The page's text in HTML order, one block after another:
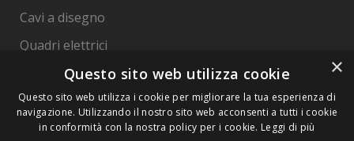
Cavi a disegno
Quadri elettrici
Cavi per Automazione
Qualità
Contatti
×
Questo sito web utilizza cookie
Questo sito web utilizza i cookie per migliorare la tua esperienza di
navigazione. Utilizzando il nostro sito web acconsenti a tutti i cookie
in conformità con la nostra policy per i cookie. Leggi di più